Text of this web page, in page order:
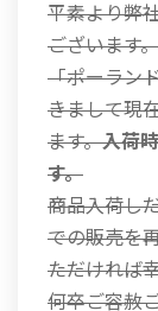
平素より弊
ございます。
「ポーラン
きまして現
ます。入荷
す。
商品入荷し
での販売を
ただければ
何卒ご容赦